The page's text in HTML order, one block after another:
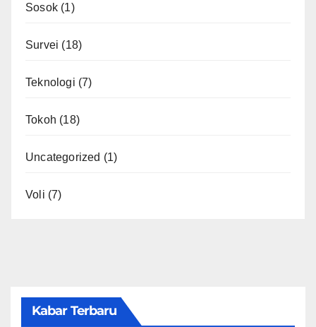
Sosok (1)
Survei (18)
Teknologi (7)
Tokoh (18)
Uncategorized (1)
Voli (7)
Kabar Terbaru